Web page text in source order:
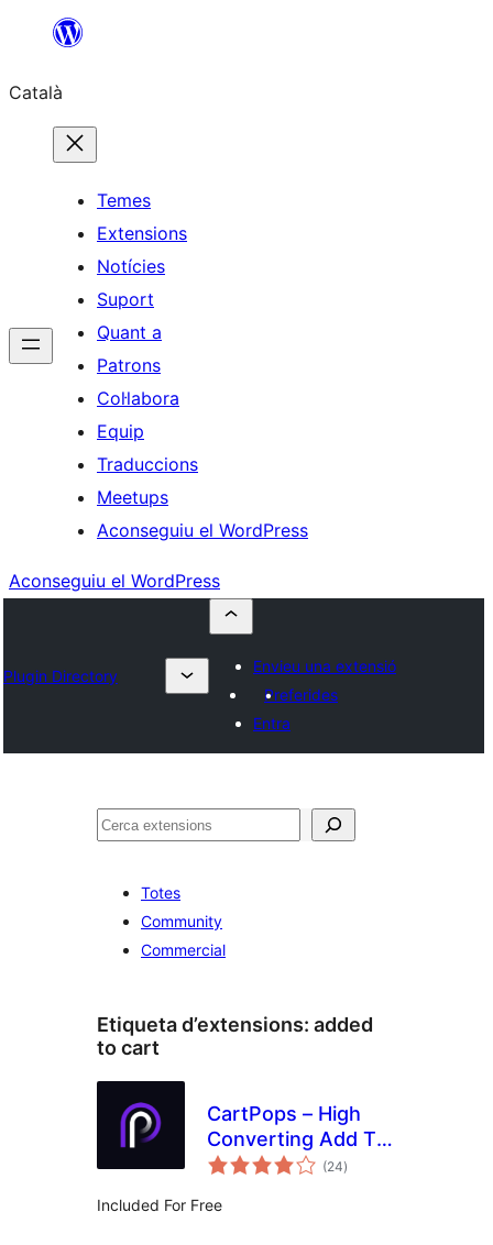
contingut
Català
Temes
Extensions
Notícies
Suport
Quant a
Patrons
Col·labora
Equip
Traduccions
Meetups
Aconseguiu el WordPress
Aconseguiu el WordPress
Plugin Directory
Envieu una extensió
Preferides
Entra
Cerca
Totes
Community
Commercial
Etiqueta d’extensions: added
to cart
CartPops – High
Converting Add To
Cart Popup For
(24puntuacions
totals
)
Included For Free